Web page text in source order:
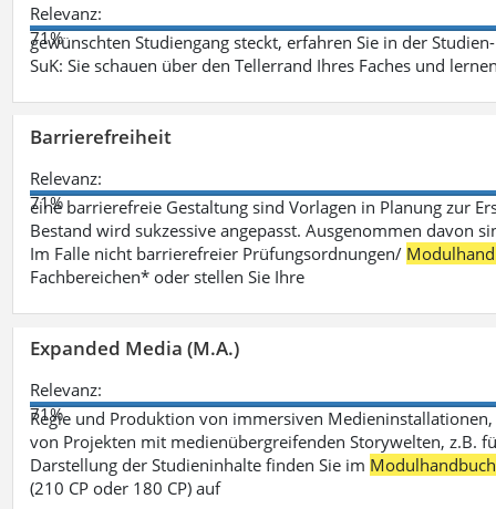
Relevanz:
71%
gewünschten Studiengang steckt, erfahren Sie in der
SuK: Sie schauen über den Tellerrand Ihres Faches und
Barrierefreiheit
Relevanz:
71%
eine barrierefreie Gestaltung sind Vorlagen in Planung zur
Bestand wird sukzessive angepasst. Ausgenommen davon
Im Falle nicht barrierefreier Prüfungsordnungen/
Fachbereichen* oder stellen Sie Ihre
Expanded Media (M.A.)
Relevanz:
71%
Regie und Produktion von immersiven
von Projekten mit medienübergreifenden Storywelten, z.B.
Darstellung der Studieninhalte finden Sie im Modulhandbuch
(210 CP oder 180 CP) auf